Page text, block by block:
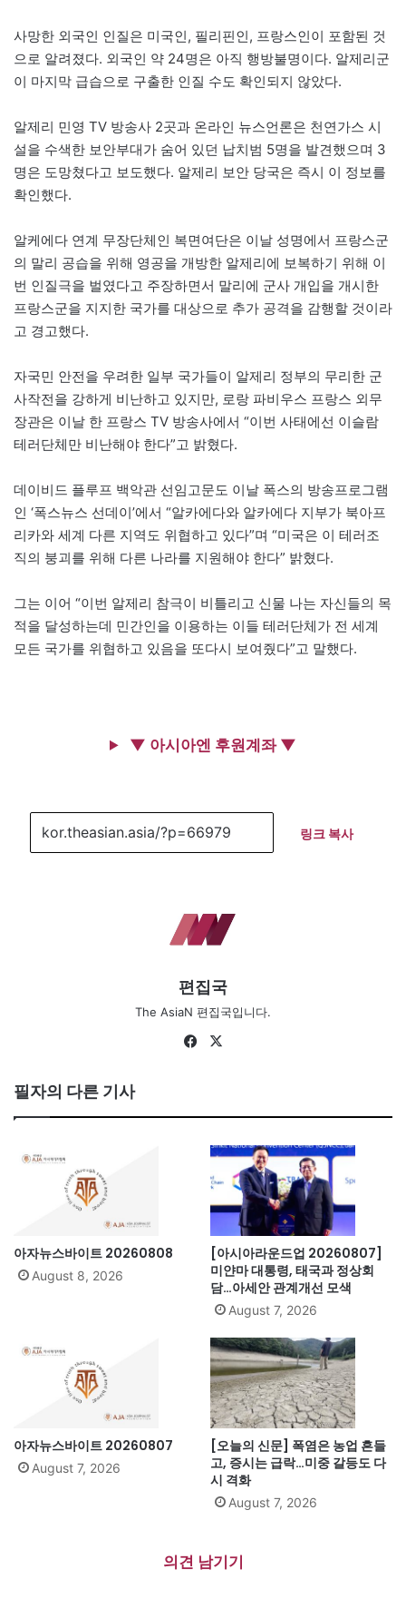
사망한 외국인 인질은 미국인, 필리핀인, 프랑스인이 포함된 것
으로 알려졌다. 외국인 약 24명은 아직 행방불명이다. 알제리군
이 마지막 급습으로 구출한 인질 수도 확인되지 않았다.
알제리 민영 TV 방송사 2곳과 온라인 뉴스언론은 천연가스 시
설을 수색한 보안부대가 숨어 있던 납치범 5명을 발견했으며 3
명은 도망쳤다고 보도했다. 알제리 보안 당국은 즉시 이 정보를
확인했다.
알케에다 연계 무장단체인 복면여단은 이날 성명에서 프랑스군
의 말리 공습을 위해 영공을 개방한 알제리에 보복하기 위해 이
번 인질극을 벌였다고 주장하면서 말리에 군사 개입을 개시한
프랑스군을 지지한 국가를 대상으로 추가 공격을 감행할 것이라
고 경고했다.
자국민 안전을 우려한 일부 국가들이 알제리 정부의 무리한 군
사작전을 강하게 비난하고 있지만, 로랑 파비우스 프랑스 외무
장관은 이날 한 프랑스 TV 방송사에서 “이번 사태에선 이슬람
테러단체만 비난해야 한다”고 밝혔다.
데이비드 플루프 백악관 선임고문도 이날 폭스의 방송프로그램
인 ‘폭스뉴스 선데이’에서 “알카에다와 알카에다 지부가 북아프
리카와 세계 다른 지역도 위협하고 있다”며 “미국은 이 테러조
직의 붕괴를 위해 다른 나라를 지원해야 한다” 밝혔다.
그는 이어 “이번 알제리 참극이 비틀리고 신물 나는 자신들의 목
적을 달성하는데 민간인을 이용하는 이들 테러단체가 전 세계
모든 국가를 위협하고 있음을 또다시 보여줬다”고 말했다.
▼ 아시아엔 후원계좌 ▼
링크 복사
편집국
The AsiaN 편집국입니다.
Fa
필자의 다른 기사
아자뉴스바이트 20260808
August 8, 2026
[아시아라운드업 20260807]
미얀마 대통령, 태국과 정상회
담…아세안 관계개선 모색
August 7, 2026
아자뉴스바이트 20260807
August 7, 2026
[오늘의 신문] 폭염은 농업 흔들
고, 증시는 급락…미중 갈등도 다
시 격화
August 7, 2026
의견 남기기